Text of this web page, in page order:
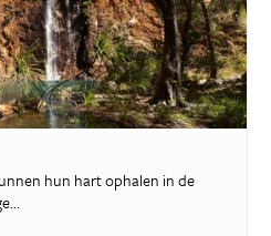
hun hart ophalen in de